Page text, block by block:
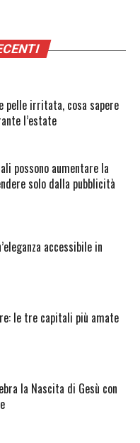
pelle irritata, cosa sapere
l’estate
possono aumentare la
solo dalla pubblicità
accessibile in
le tre capitali più amate
la Nascita di Gesù con